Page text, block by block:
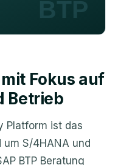
Fokus auf
Betrieb
Platform ist das
S/4HANA und
BTP Beratung